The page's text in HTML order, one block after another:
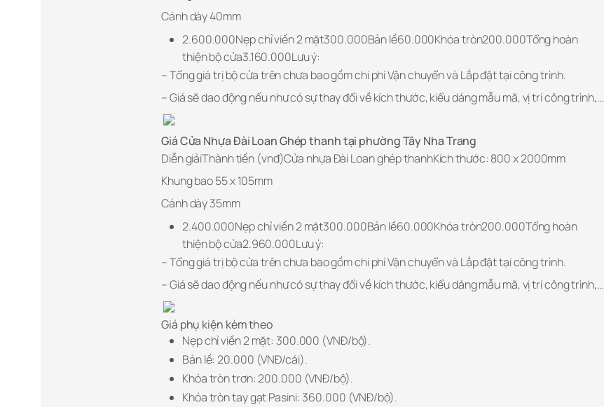
Cánh dày 40mm
2.600.000Nẹp chỉ viền 2 mặt300.000Bản lề60.000Khóa tròn200.000Tổng hoàn
thiện bộ cửa3.160.000Lưu ý:
– Tổng giá trị bộ cửa trên chưa bao gồm chi phí Vận chuyển và Lắp đặt tại công trình.
– Giá sẽ dao động nếu như có sự thay đổi về kích thước, kiểu dáng mẫu mã, vị trí công trình,…
Giá Cửa Nhựa Đài Loan Ghép thanh tại phường Tây Nha Trang
Diễn giảiThành tiền (vnđ)Cửa nhựa Đài Loan ghép thanhKích thước: 800 x 2000mm
Khung bao 55 x 105mm
Cánh dày 35mm
2.400.000Nẹp chỉ viền 2 mặt300.000Bản lề60.000Khóa tròn200.000Tổng hoàn
thiện bộ cửa2.960.000Lưu ý:
– Tổng giá trị bộ cửa trên chưa bao gồm chi phí Vận chuyển và Lắp đặt tại công trình.
– Giá sẽ dao động nếu như có sự thay đổi về kích thước, kiểu dáng mẫu mã, vị trí công trình,…
Giá phụ kiện kèm theo
Nẹp chỉ viền 2 mặt: 300.000 (VNĐ/bộ).
Bản lề: 20.000 (VNĐ/cái).
Khóa tròn trơn: 200.000 (VNĐ/bộ).
Khóa tròn tay gạt Pasini: 360.000 (VNĐ/bộ).